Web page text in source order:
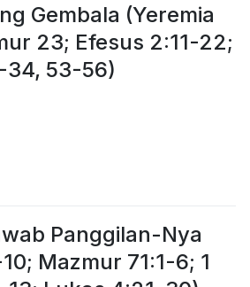
Gembala (Yeremia
23; Efesus 2:11-22;
34, 53-56)
Panggilan-Nya
Mazmur 71:1-6; 1